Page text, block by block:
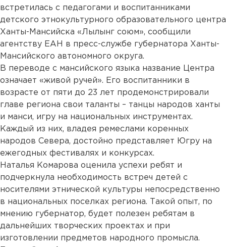
встретилась с педагогами и воспитанниками
детского этнокультурного образовательного центра
Ханты-Мансийска «Лылынг союм», сообщили
агентству ЕАН в пресс-службе губернатора Ханты-
Мансийского автономного округа.
В переводе с мансийского языка название Центра
означает «живой ручей». Его воспитанники в
возрасте от пяти до 23 лет продемонстрировали
главе региона свои таланты – танцы народов ханты
и манси, игру на национальных инструментах.
Каждый из них, владея ремеслами коренных
народов Севера, достойно представляет Югру на
ежегодных фестивалях и конкурсах.
Наталья Комарова оценила успехи ребят и
подчеркнула необходимость встреч детей с
носителями этнической культуры непосредственно
в национальных поселках региона. Такой опыт, по
мнению губернатор, будет полезен ребятам в
дальнейших творческих проектах и при
изготовлении предметов народного промысла.